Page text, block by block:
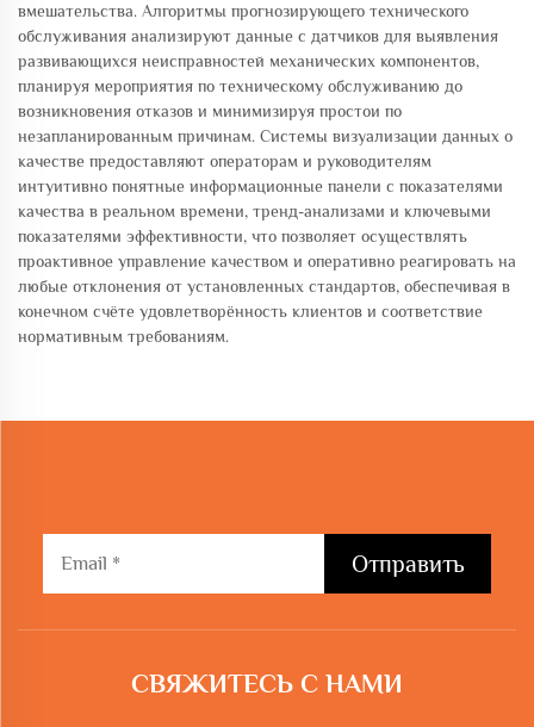
вмешательства. Алгоритмы прогнозирующего технического
обслуживания анализируют данные с датчиков для выявления
развивающихся неисправностей механических компонентов,
планируя мероприятия по техническому обслуживанию до
возникновения отказов и минимизируя простои по
незапланированным причинам. Системы визуализации данных о
качестве предоставляют операторам и руководителям
интуитивно понятные информационные панели с показателями
качества в реальном времени, тренд-анализами и ключевыми
показателями эффективности, что позволяет осуществлять
проактивное управление качеством и оперативно реагировать на
любые отклонения от установленных стандартов, обеспечивая в
конечном счёте удовлетворённость клиентов и соответствие
нормативным требованиям.
Отправить
СВЯЖИТЕСЬ С НАМИ